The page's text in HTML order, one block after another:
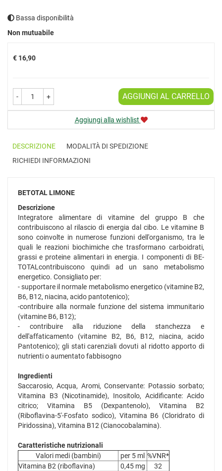
Bassa disponibilità
Non mutuabile
Prezzo
€ 16,90
- + AGGIUNGI AL CARRELLO
Aggiungi alla wishlist
DESCRIZIONE
MODALITÀ DI SPEDIZIONE
RICHIEDI INFORMAZIONI
BETOTAL LIMONE
Descrizione
Integratore alimentare di vitamine del gruppo B che
contribuiscono al rilascio di energia dal cibo. Le vitamine B
sono coinvolte in numerose funzioni dell'organismo, tra le
quali le reazioni biochimiche che trasformano carboidrati,
grassi e proteine alimentari in energia. I componenti di BE-
TOTALcontribuiscono quindi ad un sano metabolismo
energetico. Consigliato per:
- supportare il normale metabolismo energetico (vitamine B2,
B6, B12, niacina, acido pantotenico);
-contribuire alla normale funzione del sistema immunitario
(vitamine B6, B12);
- contribuire alla riduzione della stanchezza e
dell'affaticamento (vitamine B2, B6, B12, niacina, acido
Pantotenico); gli stati carenziali dovuti al ridotto apporto di
nutrienti o aumentato fabbisogno
Ingredienti
Saccarosio, Acqua, Aromi, Conservante: Potassio sorbato;
Vitamina B3 (Nicotinamide), Inositolo, Acidificante: Acido
citrico; Vitamina B5 (Dexpantenolo), Vitamina B2
(Riboflavina-5'-Fosfato sodico), Vitamina B6 (Cloridrato di
Piridossina), Vitamina B12 (Cianocobalamina).
Caratteristiche nutrizionali
Valori medi (bambini)
per 5 ml %VNR*
Vitamina B2 (riboflavina)
0,45 mg
32